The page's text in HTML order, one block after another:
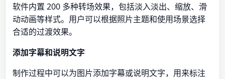
软件内置 200 多种转场效果，包括淡入淡出、缩放、滑
动动画等样式。用户可以根据照片主题和使用场景选择
合适的过渡效果。
添加字幕和说明文字
制作过程中可以为图片添加字幕或说明文字，用来标注